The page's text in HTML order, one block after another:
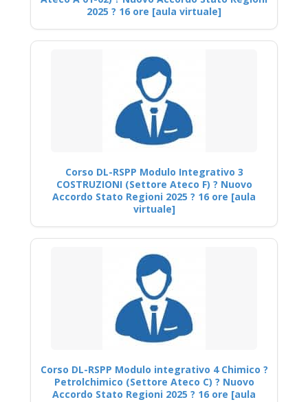
2025 ? 16 ore [aula virtuale]
Corso DL-RSPP Modulo Integrativo 3
COSTRUZIONI (Settore Ateco F) ? Nuovo
Accordo Stato Regioni 2025 ? 16 ore [aula
virtuale]
Corso DL-RSPP Modulo integrativo 4 Chimico ?
Petrolchimico (Settore Ateco C) ? Nuovo
Accordo Stato Regioni 2025 ? 16 ore [aula